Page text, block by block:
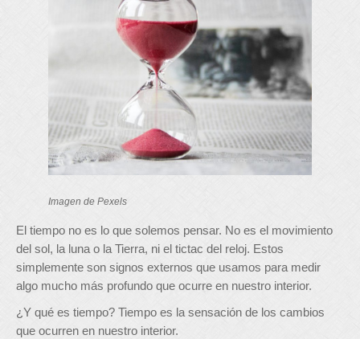
Imagen de Pexels
El tiempo no es lo que solemos pensar. No es el movimiento
del sol, la luna o la Tierra, ni el tictac del reloj. Estos
simplemente son signos externos que usamos para medir
algo mucho más profundo que ocurre en nuestro interior.
¿Y qué es tiempo? Tiempo es la sensación de los cambios
que ocurren en nuestro interior.